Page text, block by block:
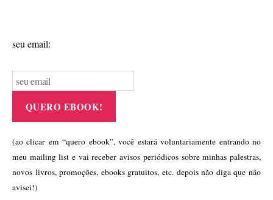
seu email:
(ao clicar em “quero ebook”, você estará voluntariamente entrando no
meu mailing list e vai receber avisos periódicos sobre minhas palestras,
novos livros, promoções, ebooks gratuitos, etc. depois não diga que não
avisei!)